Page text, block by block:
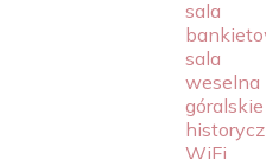
sala
sala
weselna
góralskie
WiFi